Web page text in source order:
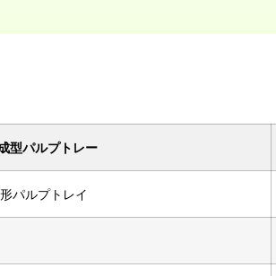
型パルプトレー
パルプトレイ